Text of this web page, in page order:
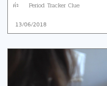
ค่ะ Period Tracker Clue มา
จากการคำนวณการตกไข่ที่ได้ผลแม่นย
วิทยาศาสตร์และการแพทย์ ช่วยให้เรารู้ร
ที่เราวางแผนจะมีเจ้าตัวน้อย หรือเพื่อ
Period Tracker Clue จะคอยติดตามสุ
ประจำเดือน การควบคุมอามารมณ์ กา
การใช้งานง่ายอีกด้วย ดาวน์
13/06/2018